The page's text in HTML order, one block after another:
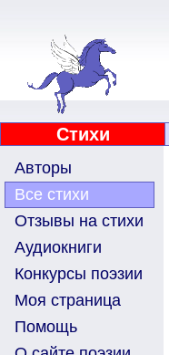
Стихи
Авторы
Все стихи
Отзывы на стихи
Аудиокниги
Конкурсы поэзии
Моя страница
Помощь